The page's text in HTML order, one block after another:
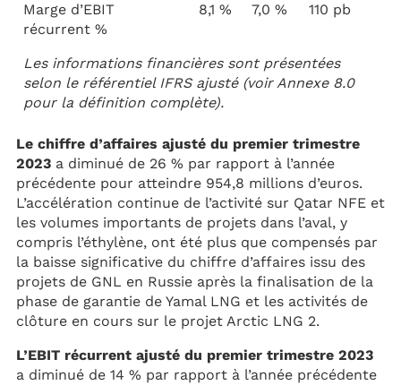
Marge d’EBIT
récurrent %
8,1 % 7,0 % 110 pb
Les informations financières sont présentées
selon le référentiel IFRS ajusté (voir Annexe 8.0
pour la définition complète).
Le chiffre d’affaires ajusté du premier trimestre
2023 a diminué de 26 % par rapport à l’année
précédente pour atteindre 954,8 millions d’euros.
L’accélération continue de l’activité sur Qatar NFE et
les volumes importants de projets dans l’aval, y
compris l’éthylène, ont été plus que compensés par
la baisse significative du chiffre d’affaires issu des
projets de GNL en Russie après la finalisation de la
phase de garantie de Yamal LNG et les activités de
clôture en cours sur le projet Arctic LNG 2.
L’EBIT récurrent ajusté du premier trimestre 2023
a diminué de 14 % par rapport à l’année précédente